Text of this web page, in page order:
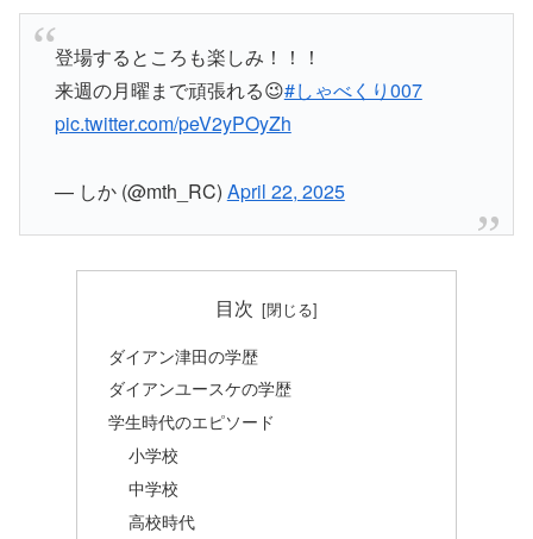
登場するところも楽しみ！！！
来週の月曜まで頑張れる😉#しゃべくり007
pic.twitter.com/peV2yPOyZh
— しか (@mth_RC) April 22, 2025
目次
ダイアン津田の学歴
ダイアンユースケの学歴
学生時代のエピソード
小学校
中学校
高校時代